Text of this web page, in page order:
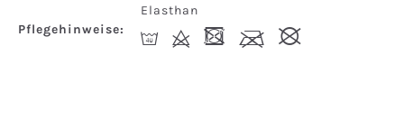
Elasthan
Pflegehinweise:
I d - l #